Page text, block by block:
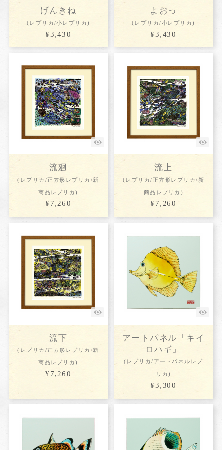
げんきね
(レプリカ/小レプリカ)
¥3,430
よおっ
(レプリカ/小レプリカ)
¥3,430
流廻
(レプリカ/正方形レプリカ/新
商品レプリカ)
¥7,260
流上
(レプリカ/正方形レプリカ/新
商品レプリカ)
¥7,260
流下
(レプリカ/正方形レプリカ/新
商品レプリカ)
¥7,260
アートパネル「キイ
ロハギ」
(レプリカ/アートパネルレプ
リカ)
¥3,300